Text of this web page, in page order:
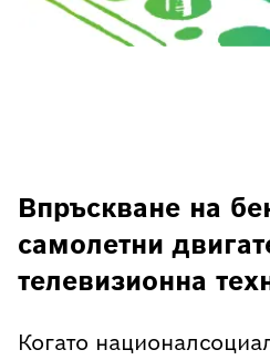
Впръскване на
самолетни
телевизионна
Когато